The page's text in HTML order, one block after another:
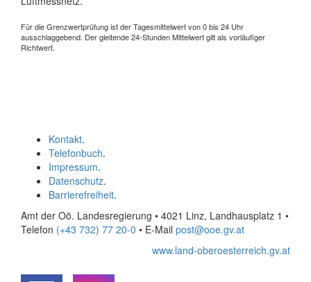
Für die Grenzwertprüfung ist der Tagesmittelwert von 0 bis 24 Uhr
ausschlaggebend. Der gleitende 24-Stunden Mittelwert gilt als vorläufiger
Richtwert.
Kontakt.
Telefonbuch.
Impressum.
Datenschutz.
Barrierefreiheit.
Amt der Oö. Landesregierung • 4021 Linz, Landhausplatz 1 •
Telefon (+43 732) 77 20-0 • E-Mail post@ooe.gv.at
www.land-oberoesterreich.gv.at